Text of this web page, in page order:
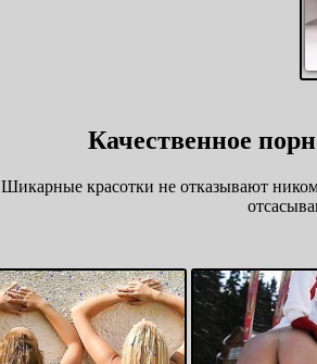
Качественное
Шикарные красотки не отказывают